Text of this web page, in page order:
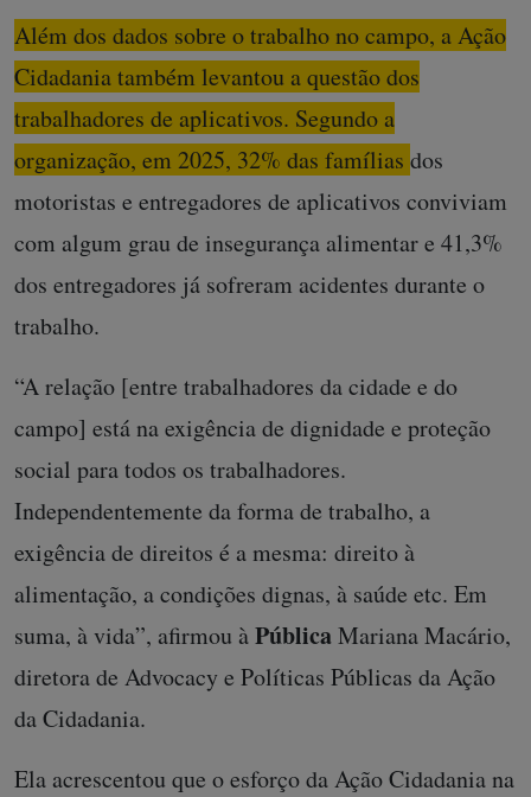
Além dos dados sobre o trabalho no campo, a Ação
Cidadania também levantou a questão dos
trabalhadores de aplicativos. Segundo a
organização, em 2025, 32% das famílias dos
motoristas e entregadores de aplicativos conviviam
com algum grau de insegurança alimentar e 41,3%
dos entregadores já sofreram acidentes durante o
trabalho.
“A relação [entre trabalhadores da cidade e do
campo] está na exigência de dignidade e proteção
social para todos os trabalhadores.
Independentemente da forma de trabalho, a
exigência de direitos é a mesma: direito à
alimentação, a condições dignas, à saúde etc. Em
suma, à vida”, afirmou àPúblicaMariana Macário,
diretora de Advocacy e Políticas Públicas da Ação
da Cidadania.
Ela acrescentou que o esforço da Ação Cidadania na